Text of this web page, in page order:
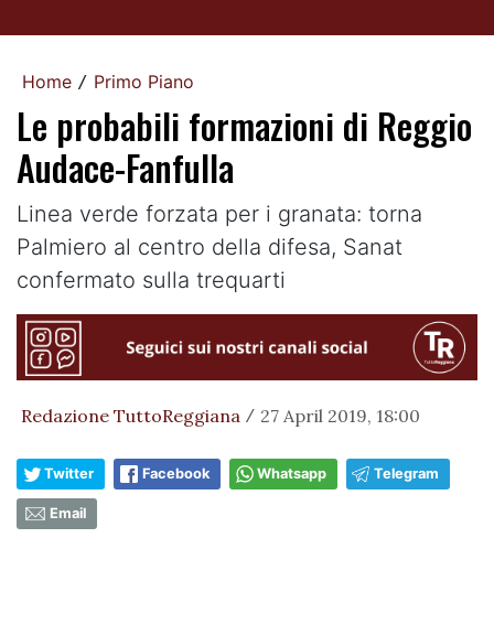
Home / Primo Piano
Le probabili formazioni di Reggio
Audace-Fanfulla
Linea verde forzata per i granata: torna
Palmiero al centro della difesa, Sanat
confermato sulla trequarti
Redazione TuttoReggiana / 27 April 2019, 18:00
Twitter Facebook Whatsapp Telegram
Email